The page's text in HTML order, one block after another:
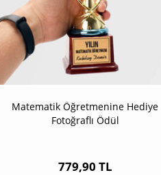
Matematik Öğretmenine Hediye
Fotoğraflı Ödül
779,90 TL